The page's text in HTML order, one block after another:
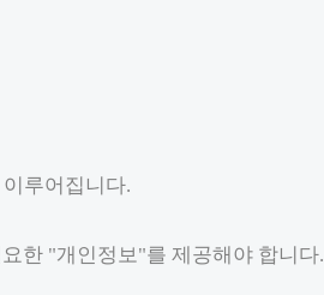
루어집니다.
한 "개인정보"를 제공해야 합니다.